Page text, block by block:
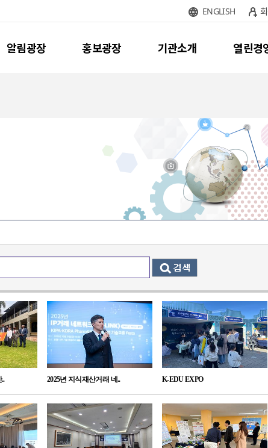
ENGLISH
알림광장 홍보광장 기관소개 열린경
2025년 지식재산거래 네.. K-EDU EXPO